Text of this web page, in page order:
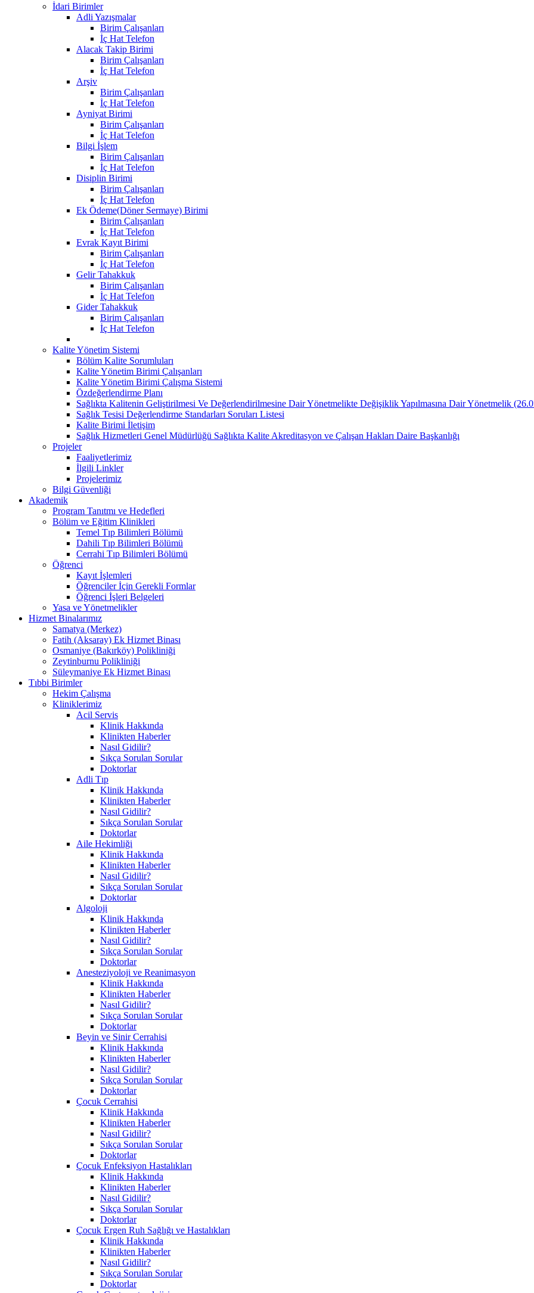
İdari Birimler
Adli Yazışmalar
Birim Çalışanları
İç Hat Telefon
Alacak Takip Birimi
Birim Çalışanları
İç Hat Telefon
Arşiv
Birim Çalışanları
İç Hat Telefon
Ayniyat Birimi
Birim Çalışanları
İç Hat Telefon
Bilgi İşlem
Birim Çalışanları
İç Hat Telefon
Disiplin Birimi
Birim Çalışanları
İç Hat Telefon
Ek Ödeme(Döner Sermaye) Birimi
Birim Çalışanları
İç Hat Telefon
Evrak Kayıt Birimi
Birim Çalışanları
İç Hat Telefon
Gelir Tahakkuk
Birim Çalışanları
İç Hat Telefon
Gider Tahakkuk
Birim Çalışanları
İç Hat Telefon
Kalite Yönetim Sistemi
Bölüm Kalite Sorumluları
Kalite Yönetim Birimi Çalışanları
Kalite Yönetim Birimi Çalışma Sistemi
Özdeğerlendirme Planı
Sağlıkta Kalitenin Geliştirilmesi Ve Değerlendirilmesine Dair Yönetmelikte Değişiklik Yapılmasına Dair Yönetmelik
Sağlık Tesisi Değerlendirme Standarları Soruları Listesi
Kalite Birimi İletişim
Sağlık Hizmetleri Genel Müdürlüğü Sağlıkta Kalite Akreditasyon ve Çalışan Hakları Daire Başkanlığı
Projeler
Faaliyetlerimiz
İlgili Linkler
Projelerimiz
Bilgi Güvenliği
Akademik
Program Tanıtmı ve Hedefleri
Bölüm ve Eğitim Klinikleri
Temel Tıp Bilimleri Bölümü
Dahili Tıp Bilimleri Bölümü
Cerrahi Tıp Bilimleri Bölümü
Öğrenci
Kayıt İşlemleri
Öğrenciler İçin Gerekli Formlar
Öğrenci İşleri Belgeleri
Yasa ve Yönetmelikler
Hizmet Binalarımız
Samatya (Merkez)
Fatih (Aksaray) Ek Hizmet Binası
Osmaniye (Bakırköy) Polikliniği
Zeytinburnu Polikliniği
Süleymaniye Ek Hizmet Binası
Tıbbi Birimler
Hekim Çalışma
Kliniklerimiz
Acil Servis
Klinik Hakkında
Klinikten Haberler
Nasıl Gidilir?
Sıkça Sorulan Sorular
Doktorlar
Adli Tıp
Klinik Hakkında
Klinikten Haberler
Nasıl Gidilir?
Sıkça Sorulan Sorular
Doktorlar
Aile Hekimliği
Klinik Hakkında
Klinikten Haberler
Nasıl Gidilir?
Sıkça Sorulan Sorular
Doktorlar
Algoloji
Klinik Hakkında
Klinikten Haberler
Nasıl Gidilir?
Sıkça Sorulan Sorular
Doktorlar
Anesteziyoloji ve Reanimasyon
Klinik Hakkında
Klinikten Haberler
Nasıl Gidilir?
Sıkça Sorulan Sorular
Doktorlar
Beyin ve Sinir Cerrahisi
Klinik Hakkında
Klinikten Haberler
Nasıl Gidilir?
Sıkça Sorulan Sorular
Doktorlar
Çocuk Cerrahisi
Klinik Hakkında
Klinikten Haberler
Nasıl Gidilir?
Sıkça Sorulan Sorular
Doktorlar
Çocuk Enfeksiyon Hastalıkları
Klinik Hakkında
Klinikten Haberler
Nasıl Gidilir?
Sıkça Sorulan Sorular
Doktorlar
Çocuk Ergen Ruh Sağlığı ve Hastalıkları
Klinik Hakkında
Klinikten Haberler
Nasıl Gidilir?
Sıkça Sorulan Sorular
Doktorlar